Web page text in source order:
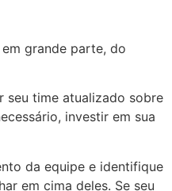
grande parte, do
seu time atualizado sobre
investir em sua
da equipe e identifique
em cima deles. Se seu